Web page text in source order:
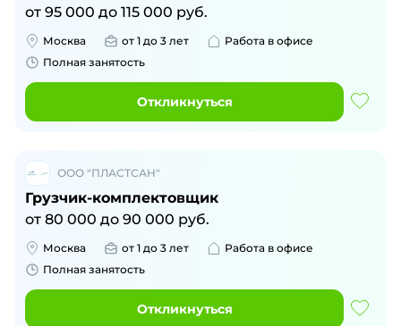
от 95 000 до 115 000 руб.
Москва от 1 до 3 лет
Работа в офисе
Полная занятость
Откликнуться
ООО "ПЛАСТСАН"
Грузчик-комплектовщик
от 80 000 до 90 000 руб.
Москва от 1 до 3 лет
Работа в офисе
Полная занятость
Откликнуться